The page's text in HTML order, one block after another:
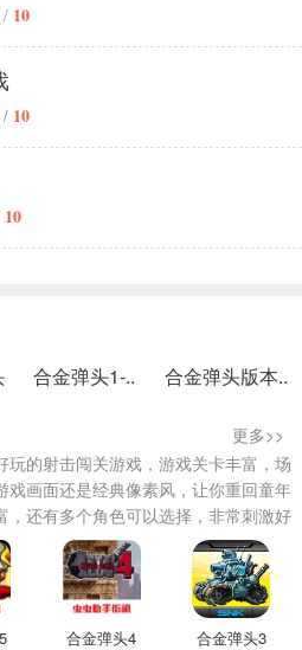
/ 10
/ 10
10
合金弹头1-.. 合金弹头版本..
更多>>
玩的射击闯关游戏，游戏关卡丰富，场
戏画面还是经典像素风，让你重回童年
，还有多个角色可以选择，非常刺激好
合金弹头大全，内含合金弹头7、合金
版本，喜欢的朋友快来本大全下载体验
合金弹头4 合金弹头3